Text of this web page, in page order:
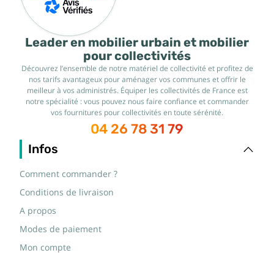
Leader en mobilier urbain et mobilier
pour collectivités
Découvrez l’ensemble de notre matériel de collectivité et profitez de
nos tarifs avantageux pour aménager vos communes et offrir le
meilleur à vos administrés. Équiper les collectivités de France est
notre spécialité : vous pouvez nous faire confiance et commander
vos fournitures pour collectivités en toute sérénité.
04 26 78 31 79
Infos
Comment commander ?
Conditions de livraison
A propos
Modes de paiement
Mon compte